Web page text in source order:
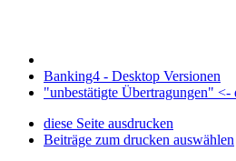
Banking4 - Desktop Versionen
"unbestätigte Übertragungen"
diese Seite ausdrucken
Beiträge zum drucken auswählen